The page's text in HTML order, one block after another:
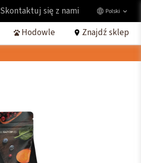
Skontaktuj się z nami Polski
Hodowle Znajdź sklep